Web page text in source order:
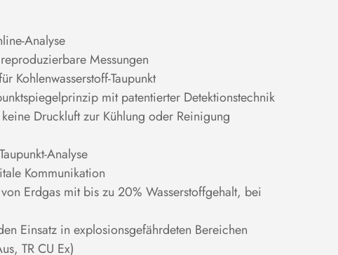
Analyse
Messungen
Kohlenwasserstoff-Taupunkt
mit patentierter Detektionstechnik
Druckluft zur Kühlung oder Reinigung
Analyse
Kommunikation
Erdgas mit bis zu 20% Wasserstoffgehalt, bei
Einsatz in explosionsgefährdeten Bereichen
TR CU Ex)